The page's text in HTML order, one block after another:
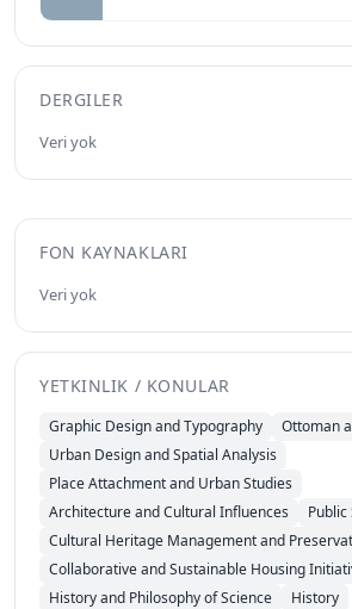
DERGILER
Veri yok
FON KAYNAKLARI
Veri yok
YETKINLIK / KONULAR
Graphic Design and Typography
Ottoman
Urban Design and Spatial Analysis
Place Attachment and Urban Studies
Architecture and Cultural Influences
Cultural Heritage Management and
Collaborative and Sustainable Housing
History and Philosophy of Science
History